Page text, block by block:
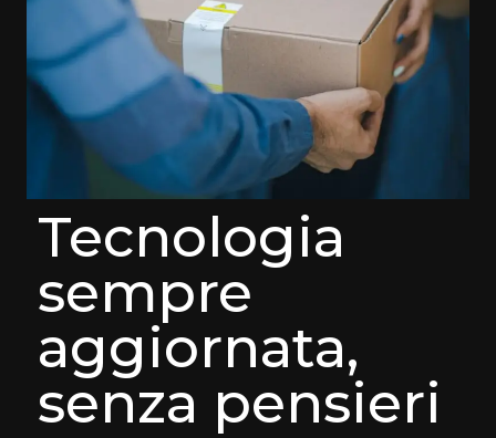
Tecnologia
sempre
aggiornata,
senza pensieri